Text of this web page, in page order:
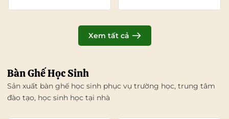
Xem tất cả
Bàn Ghế Học Sinh
Sản xuất bàn ghế học sinh phục vụ trường học, trung tâm
đào tạo, học sinh học tại nhà